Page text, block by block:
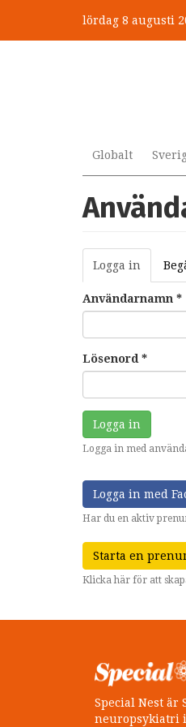
huvudinnehåll
lördag 8 augusti
Globalt
Primära
flikar
Logga in (aktiv
flik)
Användarnamn *
Lösenord *
Logga in
Logga in med
Logga in med
Har du en aktiv
Starta en
Klicka här för att
Special Nest är
neuropsykiatri